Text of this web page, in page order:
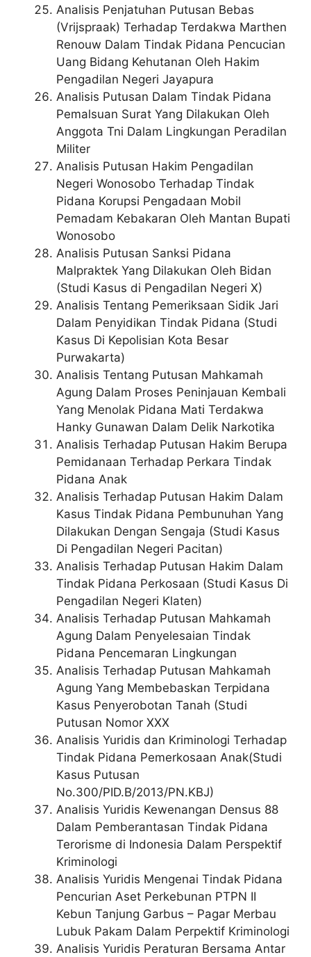
Analisis Penjatuhan Putusan Bebas
(Vrijspraak) Terhadap Terdakwa Marthen
Renouw Dalam Tindak Pidana Pencucian
Uang Bidang Kehutanan Oleh Hakim
Pengadilan Negeri Jayapura
Analisis Putusan Dalam Tindak Pidana
Pemalsuan Surat Yang Dilakukan Oleh
Anggota Tni Dalam Lingkungan Peradilan
Militer
Analisis Putusan Hakim Pengadilan
Negeri Wonosobo Terhadap Tindak
Pidana Korupsi Pengadaan Mobil
Pemadam Kebakaran Oleh Mantan Bupati
Wonosobo
Analisis Putusan Sanksi Pidana
Malpraktek Yang Dilakukan Oleh Bidan
(Studi Kasus di Pengadilan Negeri X)
Analisis Tentang Pemeriksaan Sidik Jari
Dalam Penyidikan Tindak Pidana (Studi
Kasus Di Kepolisian Kota Besar
Purwakarta)
Analisis Tentang Putusan Mahkamah
Agung Dalam Proses Peninjauan Kembali
Yang Menolak Pidana Mati Terdakwa
Hanky Gunawan Dalam Delik Narkotika
Analisis Terhadap Putusan Hakim Berupa
Pemidanaan Terhadap Perkara Tindak
Pidana Anak
Analisis Terhadap Putusan Hakim Dalam
Kasus Tindak Pidana Pembunuhan Yang
Dilakukan Dengan Sengaja (Studi Kasus
Di Pengadilan Negeri Pacitan)
Analisis Terhadap Putusan Hakim Dalam
Tindak Pidana Perkosaan (Studi Kasus Di
Pengadilan Negeri Klaten)
Analisis Terhadap Putusan Mahkamah
Agung Dalam Penyelesaian Tindak
Pidana Pencemaran Lingkungan
Analisis Terhadap Putusan Mahkamah
Agung Yang Membebaskan Terpidana
Kasus Penyerobotan Tanah (Studi
Putusan Nomor XXX
Analisis Yuridis dan Kriminologi Terhadap
Tindak Pidana Pemerkosaan Anak(Studi
Kasus Putusan
No.300/PID.B/2013/PN.KBJ)
Analisis Yuridis Kewenangan Densus 88
Dalam Pemberantasan Tindak Pidana
Terorisme di Indonesia Dalam Perspektif
Kriminologi
Analisis Yuridis Mengenai Tindak Pidana
Pencurian Aset Perkebunan PTPN II
Kebun Tanjung Garbus – Pagar Merbau
Lubuk Pakam Dalam Perpektif Kriminologi
Analisis Yuridis Peraturan Bersama Antar